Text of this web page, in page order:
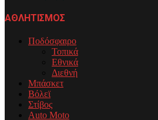
ΑΘΛΗΤΙΣΜΟΣ
Ποδόσφαιρο
Τοπικά
Εθνικά
Διεθνή
Μπάσκετ
Βόλεϊ
Στίβος
Auto Moto